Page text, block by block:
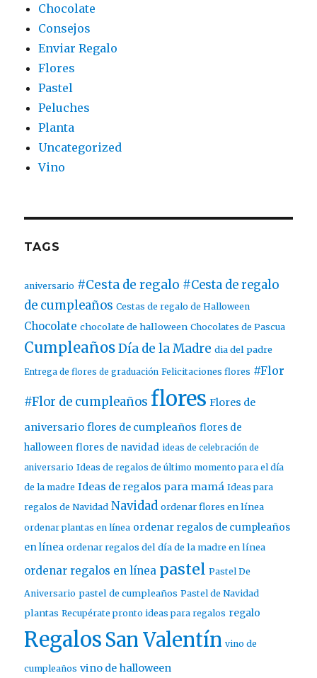
Chocolate
Consejos
Enviar Regalo
Flores
Pastel
Peluches
Planta
Uncategorized
Vino
TAGS
aniversario #Cesta de regalo #Cesta de regalo
de cumpleaños Cestas de regalo de Halloween
Chocolate chocolate de halloween Chocolates de Pascua
Cumpleaños Día de la Madre dia del padre
Entrega de flores de graduación Felicitaciones flores #Flor
#Flor de cumpleaños flores Flores de
aniversario flores de cumpleaños flores de
halloween flores de navidad ideas de celebración de
aniversario Ideas de regalos de último momento para el día
de la madre Ideas de regalos para mamá Ideas para
regalos de Navidad Navidad ordenar flores en línea
ordenar plantas en línea ordenar regalos de cumpleaños
en línea ordenar regalos del día de la madre en línea
ordenar regalos en línea pastel Pastel De
Aniversario pastel de cumpleaños Pastel de Navidad
plantas Recupérate pronto ideas para regalos regalo
Regalos San Valentín vino de
cumpleaños vino de halloween